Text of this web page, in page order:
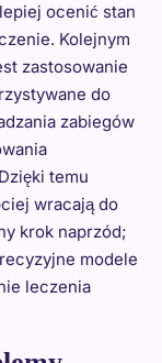
ocenić stan
Kolejnym
zastosowanie
do
zabiegów
temu
wracają do
krok naprzód;
modele
leczenia